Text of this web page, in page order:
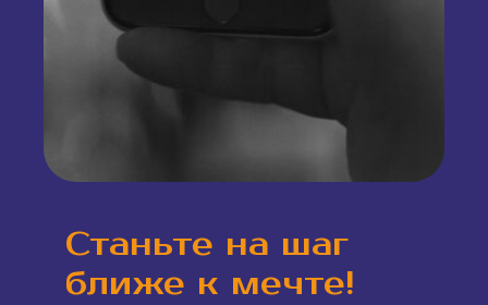
Станьте на шаг
ближе к мечте!